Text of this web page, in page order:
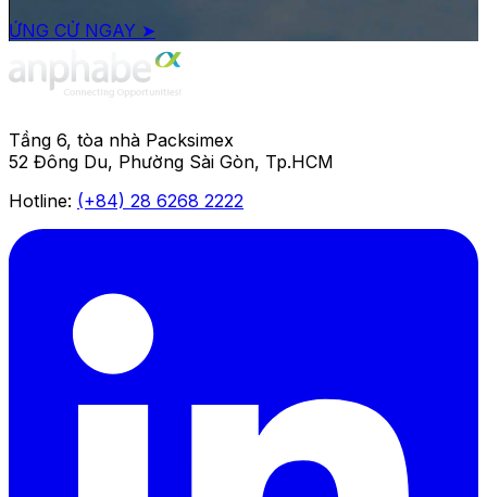
ỨNG CỬ NGAY ➤
Tầng 6, tòa nhà Packsimex
52 Đông Du, Phường Sài Gòn, Tp.HCM
Hotline: (+84) 28 6268 2222